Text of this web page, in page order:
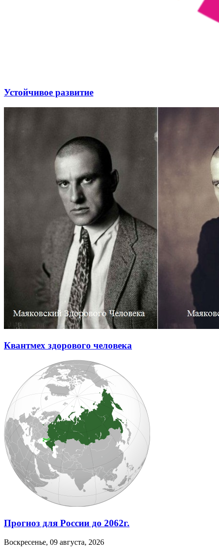
Устойчивое развитие
Квантмех здорового человека
Прогноз для России до 2062г.
Воскресенье, 09 августа, 2026